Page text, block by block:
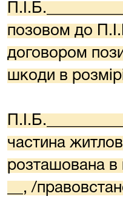
позовом до
договором
шкоди в
частина
розташована в
__, /